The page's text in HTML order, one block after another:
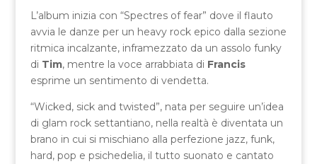
L’album inizia con “Spectres of fear” dove il flauto
avvia le danze per un heavy rock epico dalla sezione
ritmica incalzante, inframezzato da un assolo funky
di Tim, mentre la voce arrabbiata di Francis
esprime un sentimento di vendetta.
“Wicked, sick and twisted”, nata per seguire un’idea
di glam rock settantiano, nella realtà è diventata un
brano in cui si mischiano alla perfezione jazz, funk,
hard, pop e psichedelia, il tutto suonato e cantato